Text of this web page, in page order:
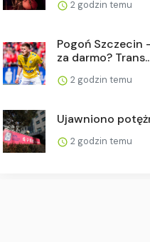
2 godzin temu
Pogoń Szczecin
za darmo?
2 godzin temu
Ujawniono
2 godzin temu